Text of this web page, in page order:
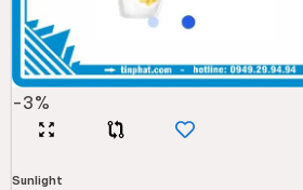
-3%
Sunlight